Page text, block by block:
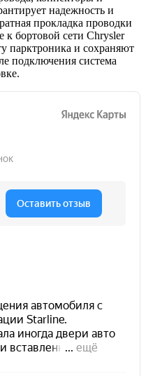
надежность и
прокладка проводки
к бортовой сети Chrysler
парктроника и сохраняют
подключения система